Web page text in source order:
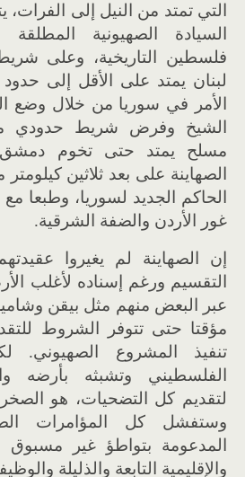
التي تمتد من النيل إلى الفرات،
السيادة الصهيونية
فلسطين التاريخية، وعلى
لبنان يمتد على الأقل إلى
الأمر في سوريا من خلال وضع
الشيخ وفرض شريط حدودي
مسلح يمتد حتى تخوم دمشق
الصهاينة على بعد ثلاثين
الحاكم الجديد لسوريا، وطبعا
غور الأردن والضفة الشرقية.
إن الصهاينة لم يغيروا
التقسيم ورغم
سناده لأغلب ال
عبر البعض منهم مثل بيقن
مؤقتا حتى تتوفر الشروط
تنفيذ المشروع الصهيوني.
الفلسطيني وتشبثه بأرضه
لتقديم كل التضحيات، هو
وستفشل كل المؤامرات
المدعومة بتواطؤ غير مسبوق
والإقليمية التابعة والذليلة